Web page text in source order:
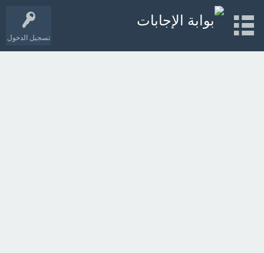
تسجيل الدخول